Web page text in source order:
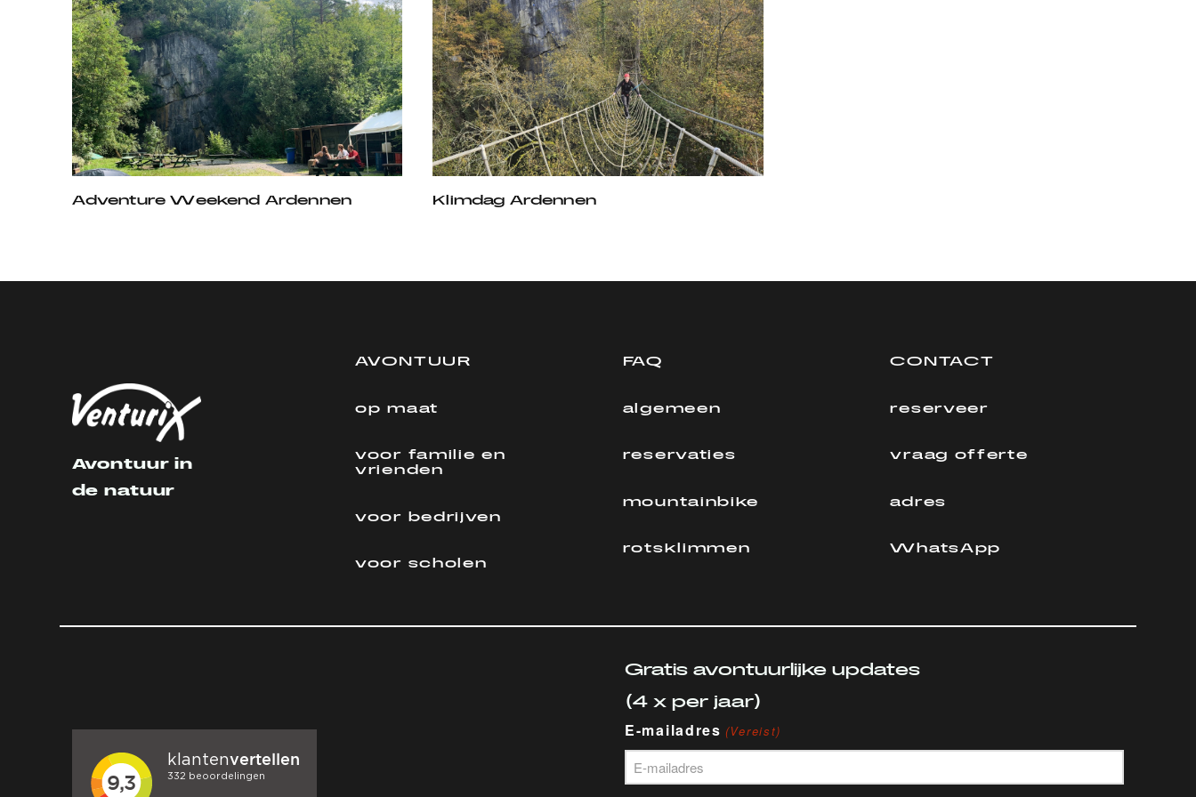
Adventure Weekend Ardennen Klimdag Ardennen
Avontuur in
de natuur
AVONTUUR
op maat
voor familie en
vrienden
voor bedrijven
voor scholen
FAQ
algemeen
reservaties
mountainbike
rotsklimmen
CONTACT
reserveer
vraag offerte
adres
WhatsApp
Gratis avontuurlijke updates
(4 x per jaar)
E-mailadres (Vereist)